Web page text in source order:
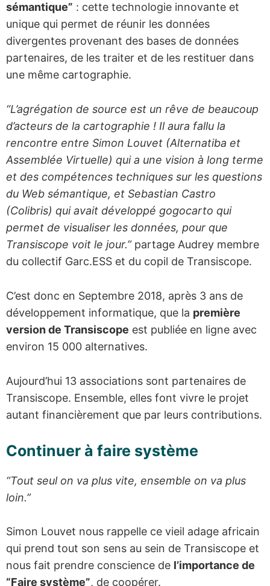
sémantique” : cette technologie innovante et
unique qui permet de réunir les données
divergentes provenant des bases de données
partenaires, de les traiter et de les restituer dans
une même cartographie.
“L’agrégation de source est un rêve de beaucoup
d’acteurs de la cartographie ! Il aura fallu la
rencontre entre Simon Louvet (Alternatiba et
Assemblée Virtuelle) qui a une vision à long terme
et des compétences techniques sur les questions
du Web sémantique, et Sebastian Castro
(Colibris) qui avait développé gogocarto qui
permet de visualiser les données, pour que
Transiscope voit le jour.” partage Audrey membre
du collectif Garc.ESS et du copil de Transiscope.
C’est donc en Septembre 2018, après 3 ans de
développement informatique, que la première
version de Transiscope est publiée en ligne avec
environ 15 000 alternatives.
Aujourd’hui 13 associations sont partenaires de
Transiscope. Ensemble, elles font vivre le projet
autant financièrement que par leurs contributions.
Continuer à faire système
“Tout seul on va plus vite, ensemble on va plus
loin.”
Simon Louvet nous rappelle ce vieil adage africain
qui prend tout son sens au sein de Transiscope et
nous fait prendre conscience de l’importance de
“Faire système”, de coopérer.